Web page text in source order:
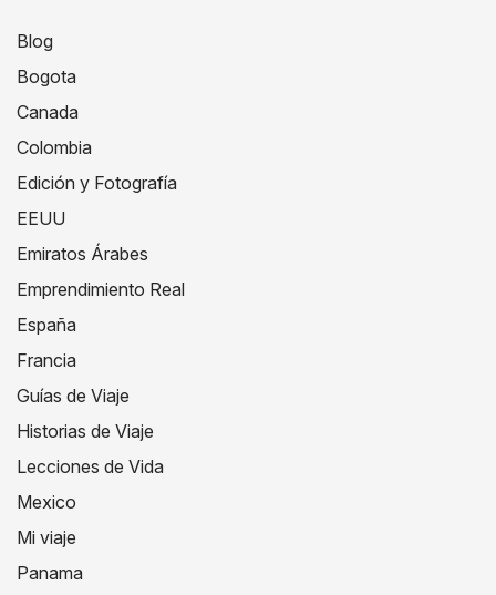
Blog
Bogota
Canada
Colombia
Edición y Fotografía
EEUU
Emiratos Árabes
Emprendimiento Real
España
Francia
Guías de Viaje
Historias de Viaje
Lecciones de Vida
Mexico
Mi viaje
Panama